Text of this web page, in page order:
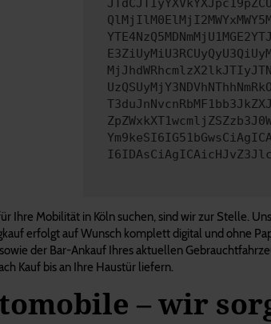
Ihre Mobilität in Köln suchen, sind wir zur Stelle.
erfolgt auf Wunsch komplett digital und ohne
der Bar-Ankauf Ihres aktuellen
Kauf bis an Ihre Haustür liefern.
– wir